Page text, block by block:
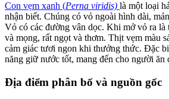
Con vẹm xanh (Perna viridis) là một loại
nhận biết. Chúng có vỏ ngoài hình dài,
Vỏ có các đường vân dọc. Khi mở vỏ ra là
và mọng, rất ngọt và thơm. Thịt vẹm màu
cảm giác tươi ngon khi thưởng thức. Đặc
năng giữ nước tốt, mang đến cho người ăn
Địa điểm phân bố và nguồn gốc